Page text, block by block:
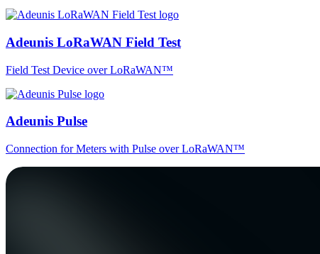
Adeunis LoRaWAN Field Test
Field Test Device over LoRaWAN™
Adeunis Pulse
Connection for Meters with Pulse over LoRaWAN™